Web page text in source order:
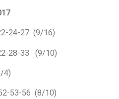
24-27 (9/16)
28-33 (9/10)
4)
53-56 (8/10)